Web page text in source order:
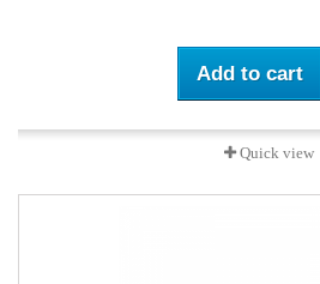
Add to cart
Quick view